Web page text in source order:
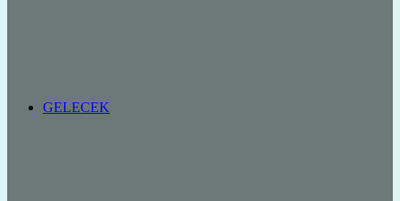
GELECEK